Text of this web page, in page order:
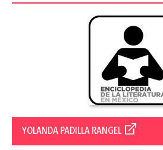
YOLANDA PADILLA RANGEL